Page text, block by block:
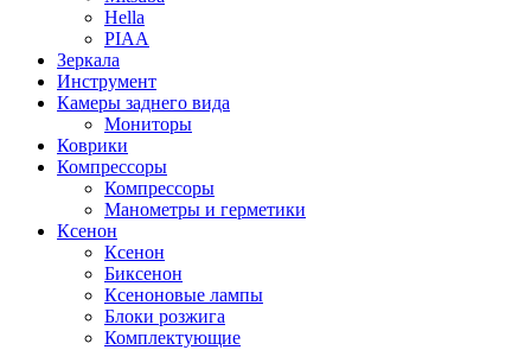
Hella
PIAA
Зеркала
Инструмент
Камеры заднего вида
Мониторы
Коврики
Компрессоры
Компрессоры
Манометры и герметики
Ксенон
Ксенон
Биксенон
Ксеноновые лампы
Блоки розжига
Комплектующие